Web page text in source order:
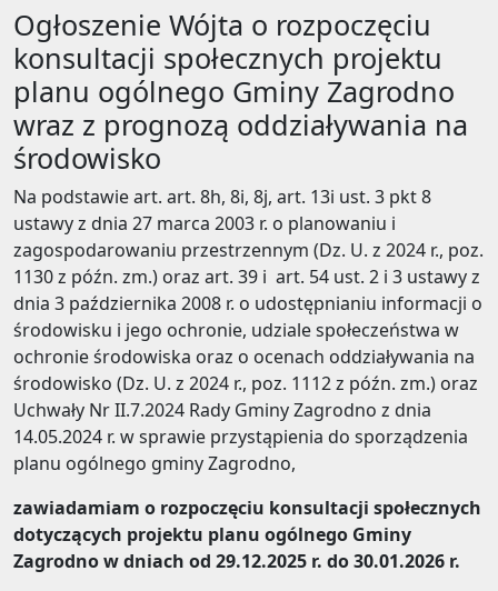
Ogłoszenie Wójta o rozpoczęciu
konsultacji społecznych projektu
planu ogólnego Gminy Zagrodno
wraz z prognozą oddziaływania na
środowisko
Na podstawie art. art. 8h, 8i, 8j, art. 13i ust. 3 pkt 8
ustawy z dnia 27 marca 2003 r. o planowaniu i
zagospodarowaniu przestrzennym (Dz. U. z 2024 r., poz.
1130 z późn. zm.) oraz art. 39 i art. 54 ust. 2 i 3 ustawy z
dnia 3 października 2008 r. o udostępnianiu informacji o
środowisku i jego ochronie, udziale społeczeństwa w
ochronie środowiska oraz o ocenach oddziaływania na
środowisko (Dz. U. z 2024 r., poz. 1112 z późn. zm.) oraz
Uchwały Nr II.7.2024 Rady Gminy Zagrodno z dnia
14.05.2024 r. w sprawie przystąpienia do sporządzenia
planu ogólnego gminy Zagrodno,
zawiadamiam o rozpoczęciu konsultacji społecznych
dotyczących projektu planu ogólnego Gminy
Zagrodno w dniach od 29.12.2025 r. do 30.01.2026 r.